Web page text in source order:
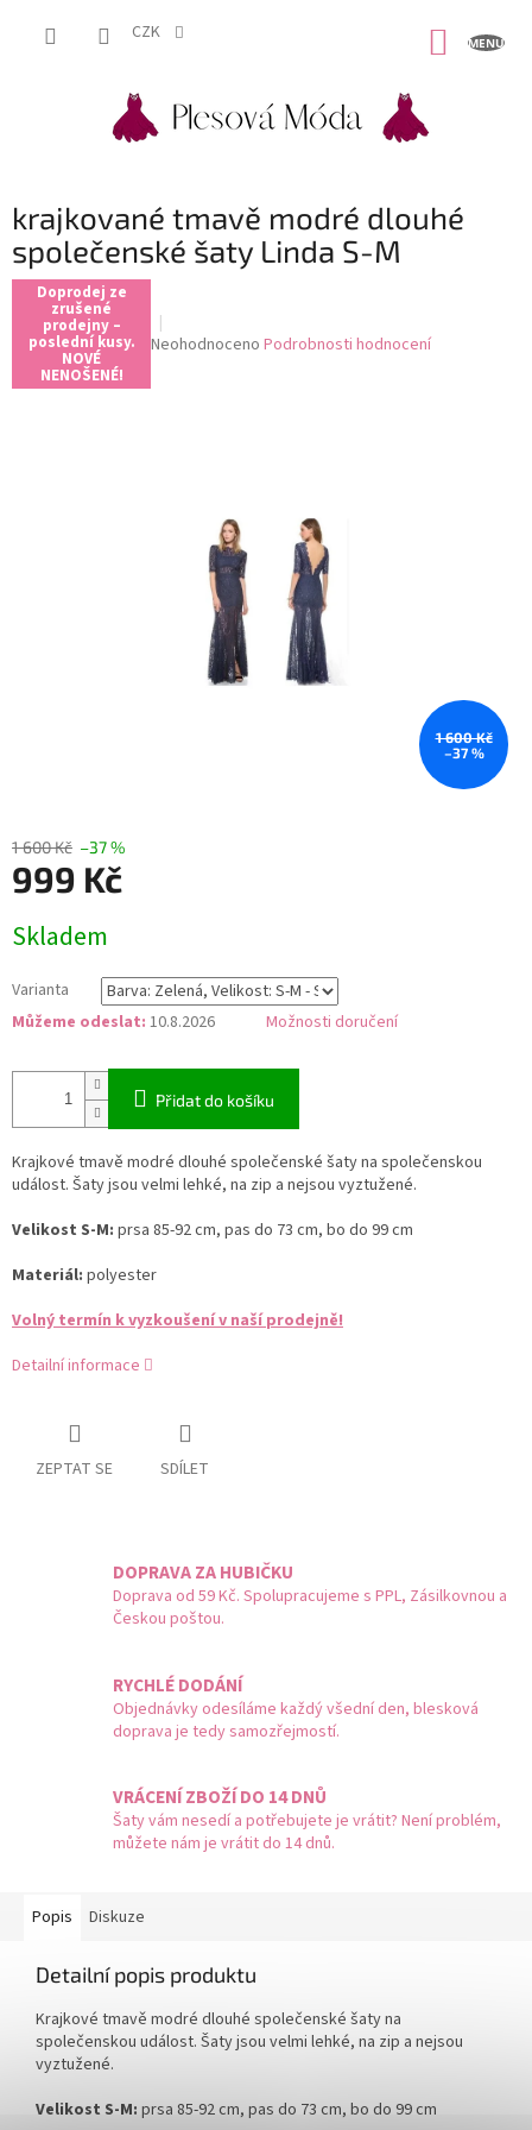
CZK
krajkované tmavě modré dlouhé
společenské šaty Linda S-M
Doprodej ze
zrušené
prodejny –
poslední kusy.
NOVÉ
NENOŠENÉ!
Průměrné
Neohodnoceno Podrobnosti hodnocení
1 600 Kč
–37 %
1 600 Kč –37 %
999 Kč
cena:
Skladem
Varianta
Můžeme odeslat: 10.8.2026 Možnosti doručení
Přidat do košíku
Krajkové tmavě modré dlouhé společenské šaty na společenskou
událost. Šaty jsou velmi lehké, na zip a nejsou vyztužené.
Velikost S-M: prsa 85-92 cm, pas do 73 cm, bo do 99 cm
Materiál: polyester
Volný termín k vyzkoušení v naší prodejně!
Detailní informace
ZEPTAT SE SDÍLET
DOPRAVA ZA HUBIČKU
Doprava od 59 Kč. Spolupracujeme s PPL, Zásilkovnou a
Českou poštou.
RYCHLÉ DODÁNÍ
Objednávky odesíláme každý všední den, blesková
doprava je tedy samozřejmostí.
VRÁCENÍ ZBOŽÍ DO 14 DNŮ
Šaty vám nesedí a potřebujete je vrátit? Není problém,
můžete nám je vrátit do 14 dnů.
Popis Diskuze
Detailní popis produktu
Krajkové tmavě modré dlouhé společenské šaty na
společenskou událost. Šaty jsou velmi lehké, na zip a nejsou
vyztužené.
Velikost S-M: prsa 85-92 cm, pas do 73 cm, bo do 99 cm